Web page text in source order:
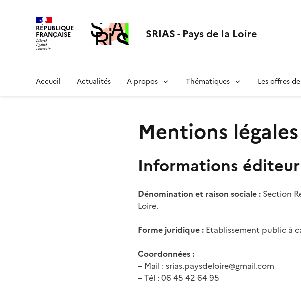
RÉPUBLIQUE
FRANÇAISE SRIAS - Pays de la Loire
Accueil Actualités A propos Thématiques Les offres
Mentions légales
Informations éditeur
Dénomination et raison sociale : Section
Loire.
Forme juridique : Etablissement public à
Coordonnées :
– Mail : srias.paysdeloire@gmail.com
– Tél : 06 45 42 64 95